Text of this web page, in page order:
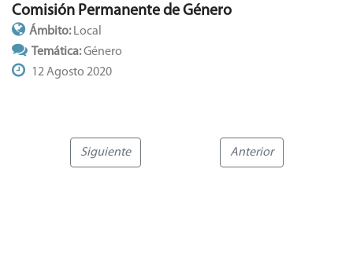
Comisión Permanente de Género
Ámbito: Local
Temática:Género
12 Agosto 2020
Siguiente Anterior